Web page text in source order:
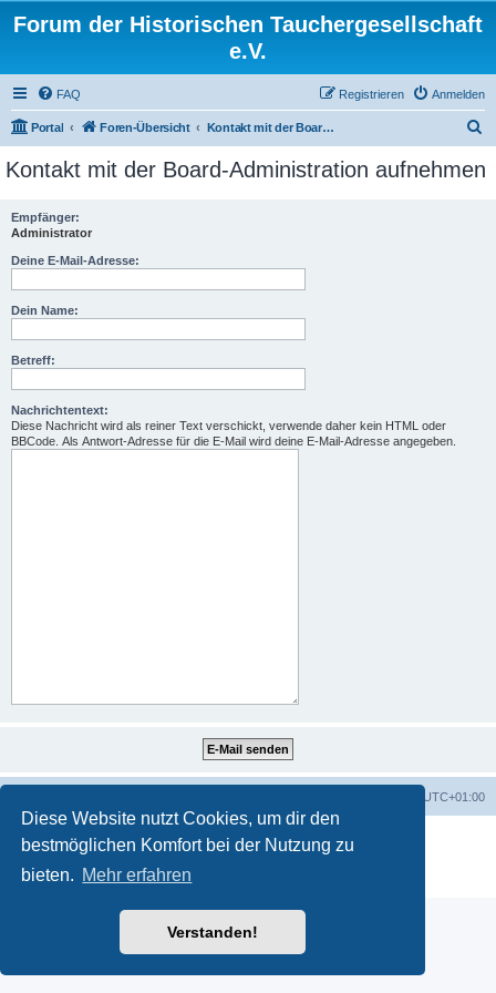
Diese Website nutzt Cookies, um dir den
bestmöglichen Komfort bei der Nutzung zu
bieten. Mehr erfahren
Verstanden!
Forum der Historischen Tauchergesellschaft
e.V.
FAQ Anmelden
Registrieren
Portal Foren-Übersicht Kontakt mit der Board-Administration aufnehmen
c
Kontakt mit der Board-Administration aufnehmen
Empfänger:
Administrator
Deine E-Mail-Adresse:
Dein Name:
Betreff:
Nachrichtentext:
Diese Nachricht wird als reiner Text verschickt, verwende daher kein HTML oder
BBCode. Als Antwort-Adresse für die E-Mail wird deine E-Mail-Adresse angegeben.
UTC+01:00
Powered by phpBB ® Forum Software © phpBB Limited
phpBB.de
Datenschutz